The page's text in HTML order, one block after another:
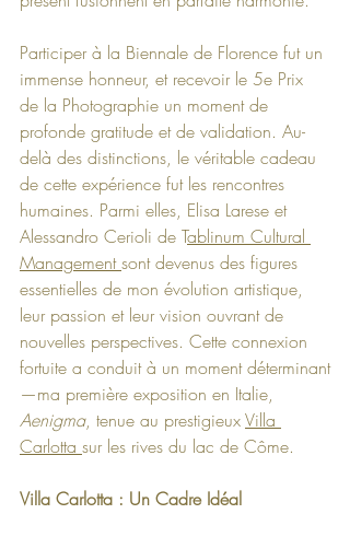
Participer à la Biennale de Florence fut un
immense honneur, et recevoir le 5e Prix
de la Photographie un moment de
profonde gratitude et de validation. Au-
delà des distinctions, le véritable cadeau
de cette expérience fut les rencontres
humaines. Parmi elles, Elisa Larese et
Alessandro Cerioli de Tablinum Cultural
Management sont devenus des figures
essentielles de mon évolution artistique,
leur passion et leur vision ouvrant de
nouvelles perspectives. Cette connexion
fortuite a conduit à un moment déterminant
—ma première exposition en Italie,
Aenigma, tenue au prestigieux Villa
Carlotta sur les rives du lac de Côme.
Villa Carlotta : Un Cadre Idéal